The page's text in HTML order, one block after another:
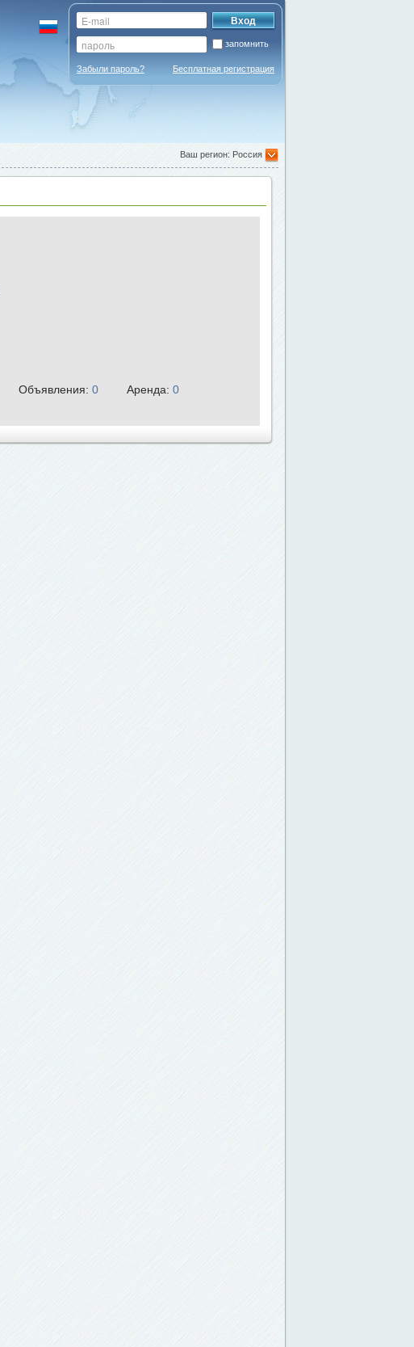
запомнить
Забыли пароль? Бесплатная регистрация
Ваш регион: Россия
Объявления: 0 Аренда: 0